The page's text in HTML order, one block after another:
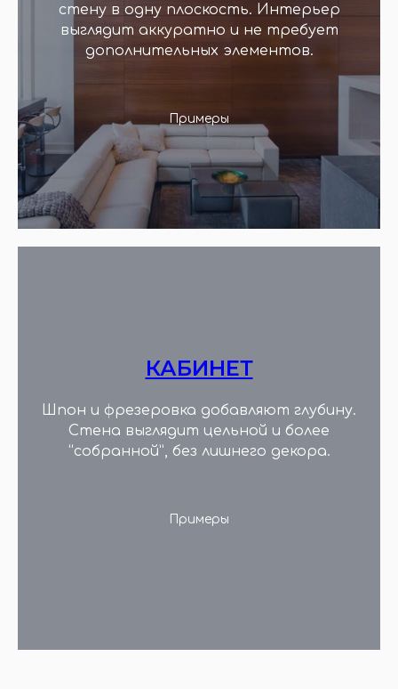
стену в одну плоскость. Интерьер
выглядит аккуратно и не требует
дополнительных элементов.
Примеры
КАБИНЕТ
Шпон и фрезеровка добавляют глубину.
Стена выглядит цельной и более
“собранной”, без лишнего декора.
Примеры